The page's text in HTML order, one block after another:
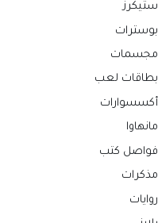
ستيكرز
بوسترات
مجسمات
بطاقات لعب
أكسسوارات
مانهاوا
فواصل كتب
مذكرات
روايات